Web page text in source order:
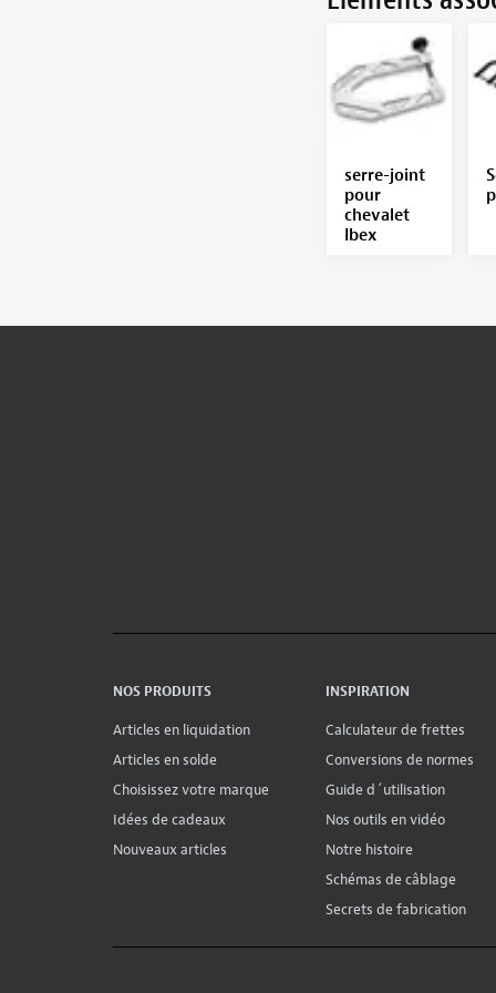
serre-joint
pour
chevalet
Ibex
NOS PRODUITS
Articles en liquidation
Articles en solde
Choisissez votre marque
Idées de cadeaux
Nouveaux articles
INSPIRATION
Calculateur de frettes
Conversions de normes
Guide d´utilisation
Nos outils en vidéo
Notre histoire
Schémas de câblage
Secrets de fabrication